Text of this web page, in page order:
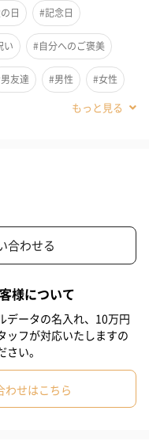
ある「フクロウ」や、
った吉祥文様をあしらっ
日、送別会、還暦祝い、
日 #記念日
い #自分へのご褒美
友達 #男性 #女性
#上司男性
合わせる
様について
データの名入れ、10万円
ッフが対応いたしますの
い。
わせはこちら